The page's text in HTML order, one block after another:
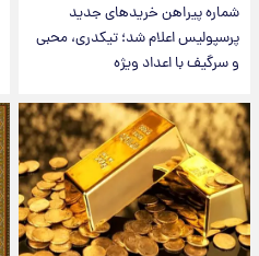
شماره پیراهن خریدهای جدید
پرسپولیس اعلام شد؛ تیکدری، محبی
و سرگیف با اعداد ویژه